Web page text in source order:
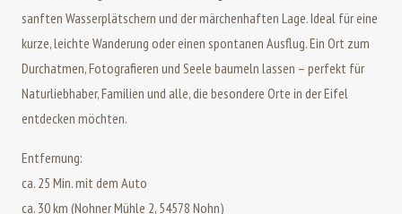
sanften Wasserplätschern und der märchenhaften Lage. Ideal für eine
kurze, leichte Wanderung oder einen spontanen Ausflug. Ein Ort zum
Durchatmen, Fotografieren und Seele baumeln lassen – perfekt für
Naturliebhaber, Familien und alle, die besondere Orte in der Eifel
entdecken möchten.
Entfernung:
ca. 25 Min. mit dem Auto
ca. 30 km (Nohner Mühle 2, 54578 Nohn)